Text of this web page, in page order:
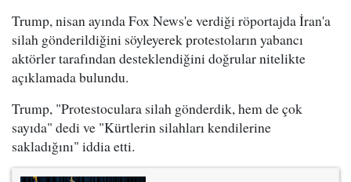
Trump, nisan ayında Fox News'e verdiği röportajda İran'a
silah gönderildiğini söyleyerek protestoların yabancı
aktörler tarafından desteklendiğini doğrular nitelikte
açıklamada bulundu.
Trump, "Protestoculara silah gönderdik, hem de çok
sayıda" dedi ve "Kürtlerin silahları kendilerine
sakladığını" iddia etti.